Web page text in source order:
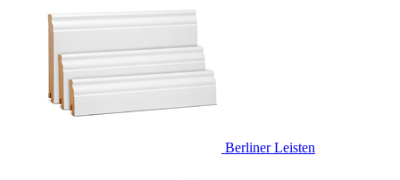
Berliner Leisten